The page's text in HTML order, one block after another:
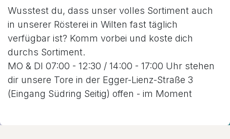
Wusstest du, dass unser volles Sortiment auch
in unserer Rösterei in Wilten fast täglich
verfügbar ist? Komm vorbei und koste dich
durchs Sortiment.
MO & DI 07:00 - 12:30 / 14:00 - 17:00 Uhr stehen
dir unsere Tore in der Egger-Lienz-Straße 3
(Eingang Südring Seitig) offen - im Moment